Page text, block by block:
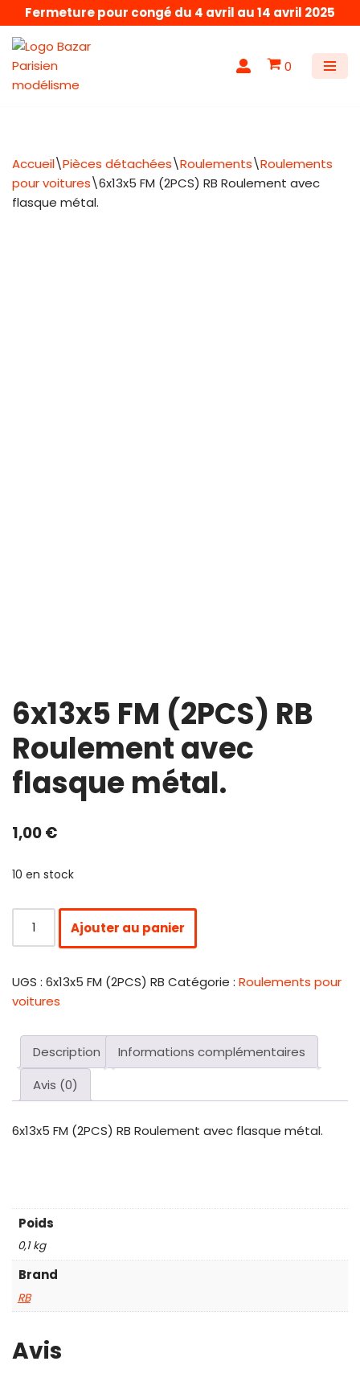
Aller
au
contenu
Fermeture pour congé du 4 avril au 14 avril 2025
0
Accueil\Pièces détachées\Roulements\Roulements
pour voitures\6x13x5 FM (2PCS) RB Roulement avec
flasque métal.
6x13x5 FM (2PCS) RB
Roulement avec
flasque métal.
1,00€
10 en stock
Ajouter au panier
UGS : 6x13x5 FM (2PCS) RB Catégorie : Roulements pour
voitures
Description
Informations complémentaires
Avis (0)
6x13x5 FM (2PCS) RB Roulement avec flasque métal.
Poids
0,1 kg
Brand
RB
Avis